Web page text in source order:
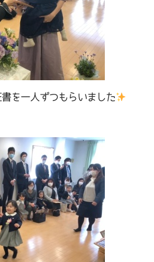
を一人ずつもらいました